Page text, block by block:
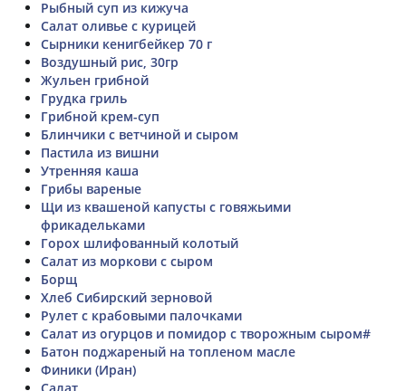
Рыбный суп из кижуча
Салат оливье с курицей
Сырники кенигбейкер 70 г
Воздушный рис, 30гр
Жульен грибной
Грудка гриль
Грибной крем-суп
Блинчики с ветчиной и сыром
Пастила из вишни
Утренняя каша
Грибы вареные
Щи из квашеной капусты с говяжьими
фрикадельками
Горох шлифованный колотый
Салат из моркови с сыром
Борщ
Хлеб Сибирский зерновой
Рулет с крабовыми палочками
Салат из огурцов и помидор с творожным сыром#
Батон поджареный на топленом масле
Финики (Иран)